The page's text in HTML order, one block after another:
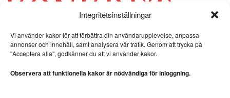
Integritetsinställningar
Vi använder kakor för att förbättra din användarupplevelse, anpassa
annonser och innehåll, samt analysera vår trafik. Genom att trycka på
"Acceptera alla", godkänner du att vi använder kakor.
Observera att funktionella kakor är nödvändiga för inloggning.